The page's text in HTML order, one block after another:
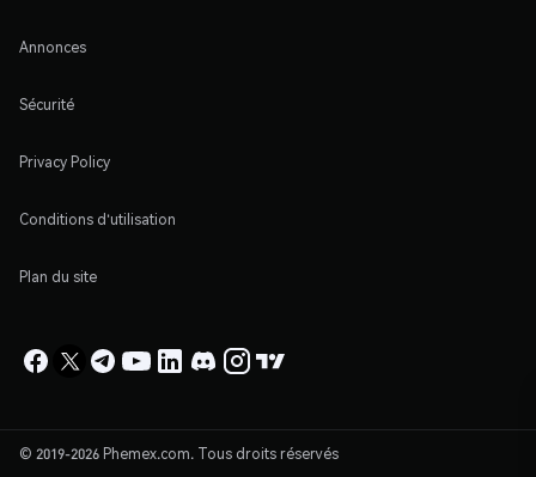
Annonces
Sécurité
Privacy Policy
Conditions d'utilisation
Plan du site
© 2019-2026 Phemex.com. Tous droits réservés